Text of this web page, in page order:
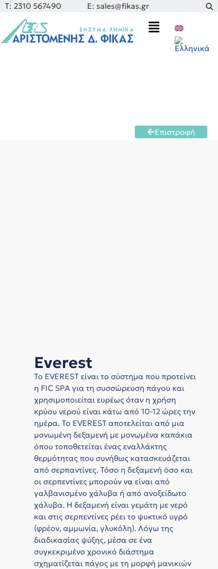
Τ: 2310 567490 E: sales@fikas.gr
Επιστροφή
Everest
Το EVEREST είναι το σύστημα που προτείνει
η FIC SPA για τη συσσώρευση πάγου και
χρησιμοποιείται ευρέως όταν η χρήση
κρύου νερού είναι κάτω από 10-12 ώρες την
ημέρα. Το EVEREST αποτελείται από μια
μονωμένη δεξαμενή με μονωμένα καπάκια
όπου τοποθετείται ένας εναλλάκτης
θερμότητας που συνήθως κατασκευάζεται
από σερπαντίνες. Τόσο η δεξαμενή όσο και
οι σερπεντίνες μπορούν να είναι από
γαλβανισμένο χάλυβα ή από ανοξείδωτο
χάλυβα. Η δεξαμενή είναι γεμάτη με νερό
και στις σερπεντίνες ρέει το ψυκτικό υγρό
(φρέον, αμμωνία, γλυκόλη). Λόγω της
διαδικασίας ψύξης, μέσα σε ένα
συγκεκριμένο χρονικό διάστημα
σχηματίζεται πάγος με τη μορφή μανικιών